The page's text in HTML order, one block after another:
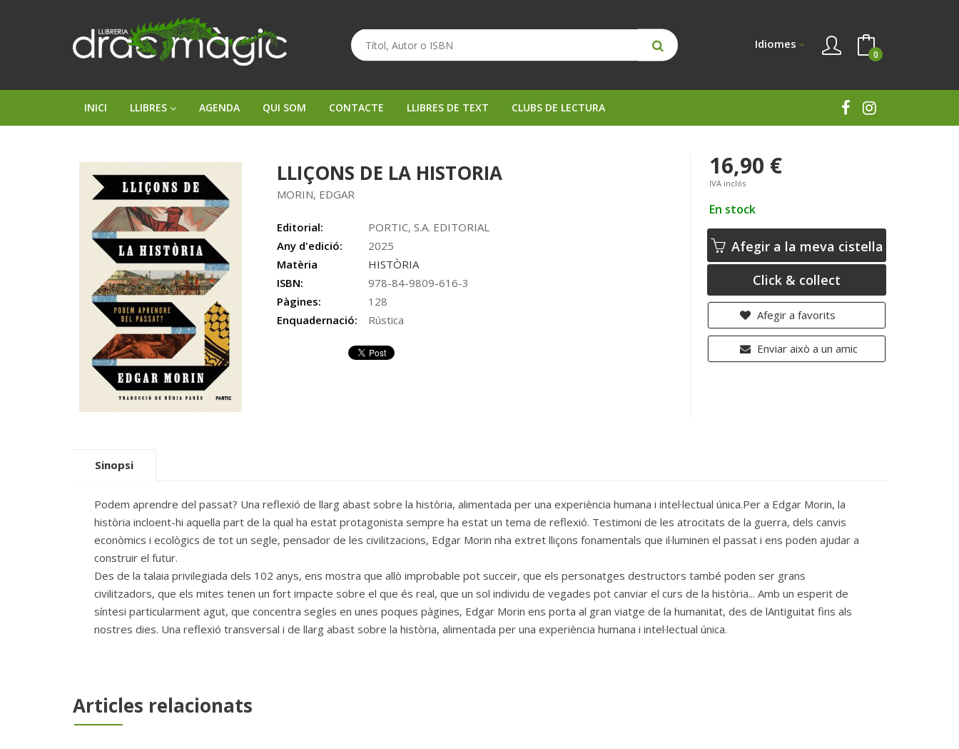
Idiomes
0
INICI LLIBRES AGENDA QUI SOM CONTACTE LLIBRES DE TEXT CLUBS DE LECTURA
LLIÇONS DE LA HISTORIA
MORIN, EDGAR
Editorial:
PORTIC, S.A. EDITORIAL
Any d'edició:
2025
Matèria
HISTÒRIA
ISBN:
978-84-9809-616-3
Pàgines:
128
Enquadernació:
Rústica
16,90 €
IVA inclós
En stock
Afegir a la meva cistella
Click & collect
Afegir a favorits
Enviar això a un amic
Sinopsi
Podem aprendre del passat? Una reflexió de llarg abast sobre la història, alimentada per una experiència humana i intel·lectual única.Per a Edgar Morin, la
història incloent-hi aquella part de la qual ha estat protagonista sempre ha estat un tema de reflexió. Testimoni de les atrocitats de la guerra, dels canvis
econòmics i ecològics de tot un segle, pensador de les civilitzacions, Edgar Morin nha extret lliçons fonamentals que il·luminen el passat i ens poden ajudar a
construir el futur.
Des de la talaia privilegiada dels 102 anys, ens mostra que allò improbable pot succeir, que els personatges destructors també poden ser grans
civilitzadors, que els mites tenen un fort impacte sobre el que és real, que un sol individu de vegades pot canviar el curs de la història... Amb un esperit de
síntesi particularment agut, que concentra segles en unes poques pàgines, Edgar Morin ens porta al gran viatge de la humanitat, des de lAntiguitat fins als
nostres dies. Una reflexió transversal i de llarg abast sobre la història, alimentada per una experiència humana i intel·lectual única.
Articles relacionats